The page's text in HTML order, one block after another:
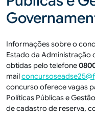
Informações sobre o
Estado da Administração
obtidas pelo telefone
mail
concurso oferece vagas
Políticas Públicas e
de cadastro de reserva,